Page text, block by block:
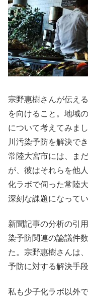
宗野惠樹さんが伝え
を向けること。地域
について考えてみま
川汚染予防を解決で
常陸大宮市には、ま
が、彼はそれらを他
化ラボで伺った常陸
深刻な課題になってい
新聞記事の分析の引
染予防関連の論議件
た。宗野惠樹さんは
予防に対する解決手
私も少子化ラボ以外